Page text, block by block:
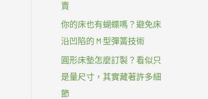
賣
你的床也有蝴蝶嗎？避免床
沿凹陷的 M 型彈簧技術
圓形床墊怎麼訂製？看似只
是量尺寸，其實藏著許多細
節